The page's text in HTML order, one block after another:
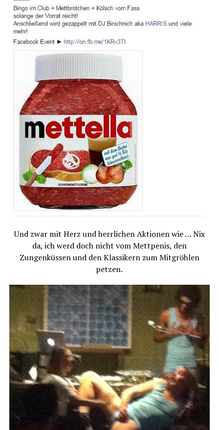
Und zwar mit Herz und herrlichen Aktionen wie … Nix
da, ich werd doch nicht vom Mettpenis, den
Zungenküssen und den Klassikern zum Mitgröhlen
petzen.